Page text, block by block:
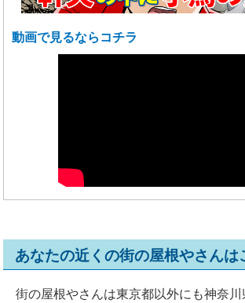
動画で見るならコチラ
あなたの近くの街の屋根やさんは
街の屋根やさんは東京都以外にも神奈川